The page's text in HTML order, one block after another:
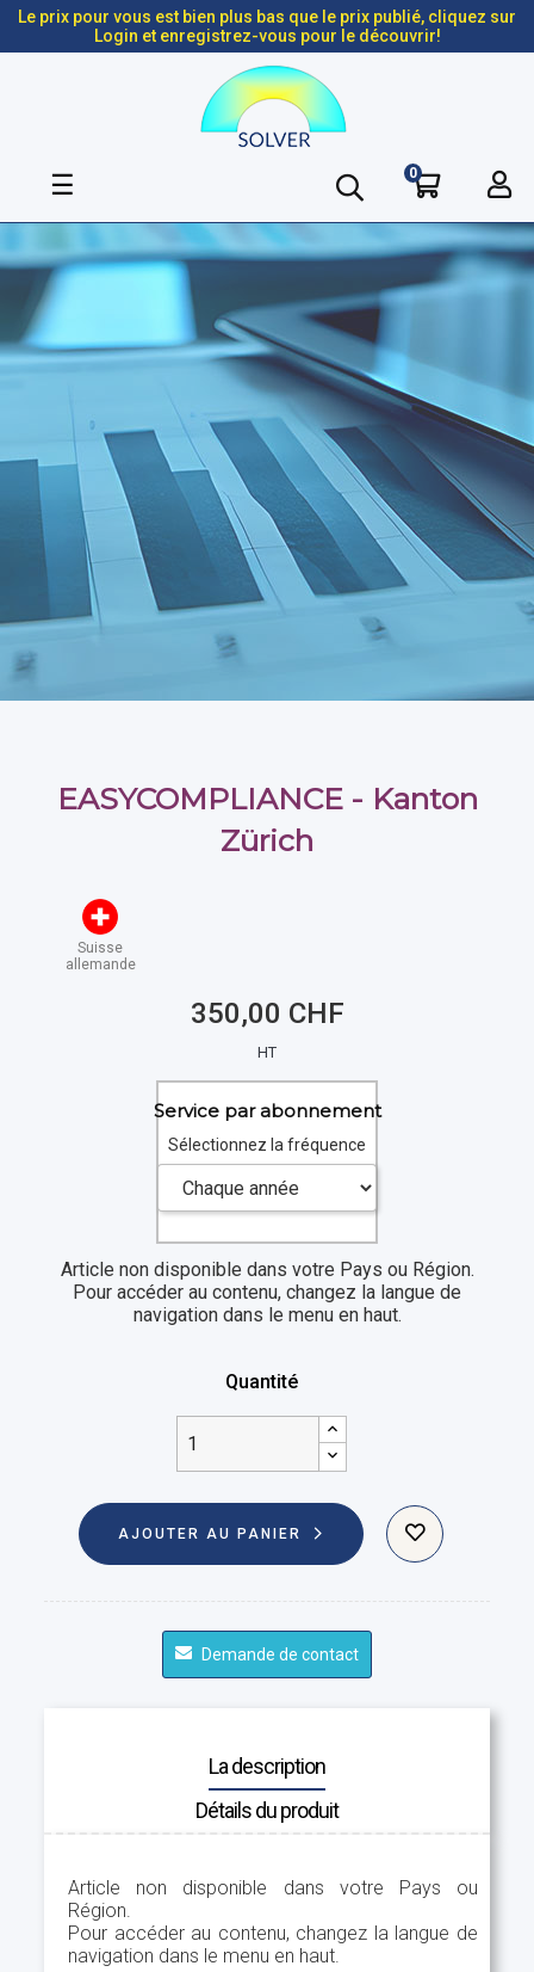
Le prix pour vous est bien plus bas que le prix publié, cliquez sur
Login et enregistrez-vous pour le découvrir!
Basculer
navigation
☰ 0
EASYCOMPLIANCE - Kanton
Zürich
Suisse
allemande
350,00 CHF
HT
Service par abonnement
Sélectionnez la fréquence
Article non disponible dans votre Pays ou Région.
Pour accéder au contenu, changez la langue de
navigation dans le menu en haut.
Quantité
AJOUTER AU PANIER
Demande de contact
La description
Détails du produit
Article non disponible dans votre Pays ou
Région.
Pour accéder au contenu, changez la langue de
navigation dans le menu en haut.